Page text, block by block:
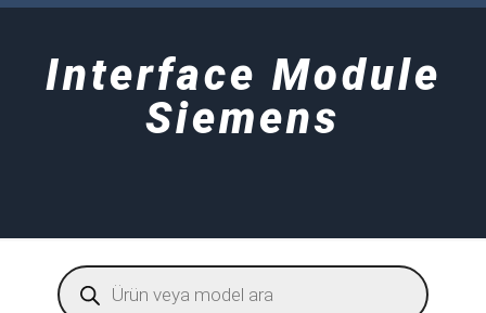
Interface Module
Siemens
Products
search